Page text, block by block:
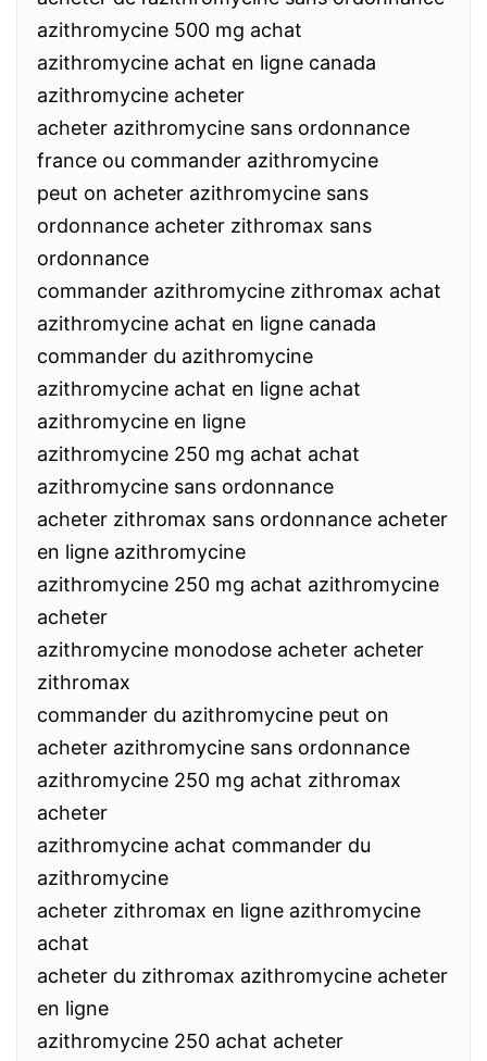
azithromycine 500 mg achat
azithromycine achat en ligne canada
azithromycine acheter
acheter azithromycine sans ordonnance
france ou commander azithromycine
peut on acheter azithromycine sans
ordonnance acheter zithromax sans
ordonnance
commander azithromycine zithromax achat
azithromycine achat en ligne canada
commander du azithromycine
azithromycine achat en ligne achat
azithromycine en ligne
azithromycine 250 mg achat achat
azithromycine sans ordonnance
acheter zithromax sans ordonnance acheter
en ligne azithromycine
azithromycine 250 mg achat azithromycine
acheter
azithromycine monodose acheter acheter
zithromax
commander du azithromycine peut on
acheter azithromycine sans ordonnance
azithromycine 250 mg achat zithromax
acheter
azithromycine achat commander du
azithromycine
acheter zithromax en ligne azithromycine
achat
acheter du zithromax azithromycine acheter
en ligne
azithromycine 250 achat acheter